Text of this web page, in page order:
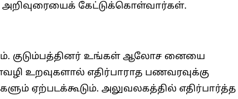
கேட்டுக்கொள்வார்கள்.
குடும்பத்தினர் உங்கள் ஆலோச னையை
உறவுகளால் எதிர்பாராத பணவரவுக்கு
ஏற்படக்கூடும். அலுவலகத்தில் எதிர்பார்த்த